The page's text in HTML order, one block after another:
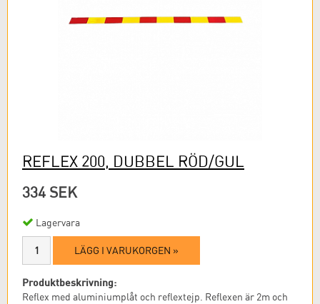
REFLEX 200, DUBBEL RÖD/GUL
334 SEK
Lagervara
LÄGG I VARUKORGEN »
Produktbeskrivning:
Reflex med aluminiumplåt och reflextejp. Reflexen är 2m och